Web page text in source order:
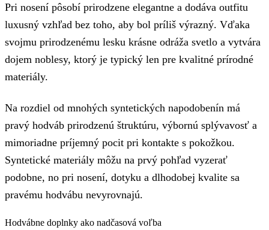
Pri nosení pôsobí prirodzene elegantne a dodáva outfitu
luxusný vzhľad bez toho, aby bol príliš výrazný. Vďaka
svojmu prirodzenému lesku krásne odráža svetlo a vytvára
dojem noblesy, ktorý je typický len pre kvalitné prírodné
materiály.
Na rozdiel od mnohých syntetických napodobenín má
pravý hodváb prirodzenú štruktúru, výbornú splývavosť a
mimoriadne príjemný pocit pri kontakte s pokožkou.
Syntetické materiály môžu na prvý pohľad vyzerať
podobne, no pri nosení, dotyku a dlhodobej kvalite sa
pravému hodvábu nevyrovnajú.
Hodvábne doplnky ako nadčasová voľba